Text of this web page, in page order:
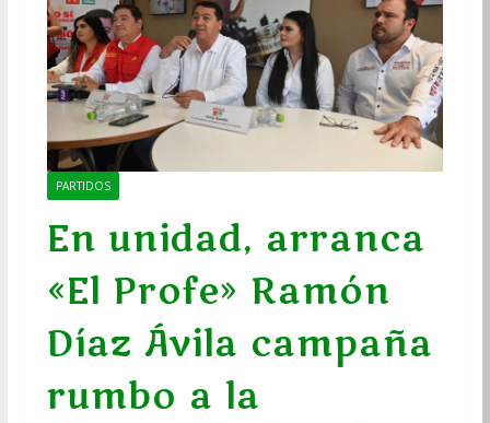
PARTIDOS
En unidad, arranca
«El Profe» Ramón
Díaz Ávila campaña
rumbo a la